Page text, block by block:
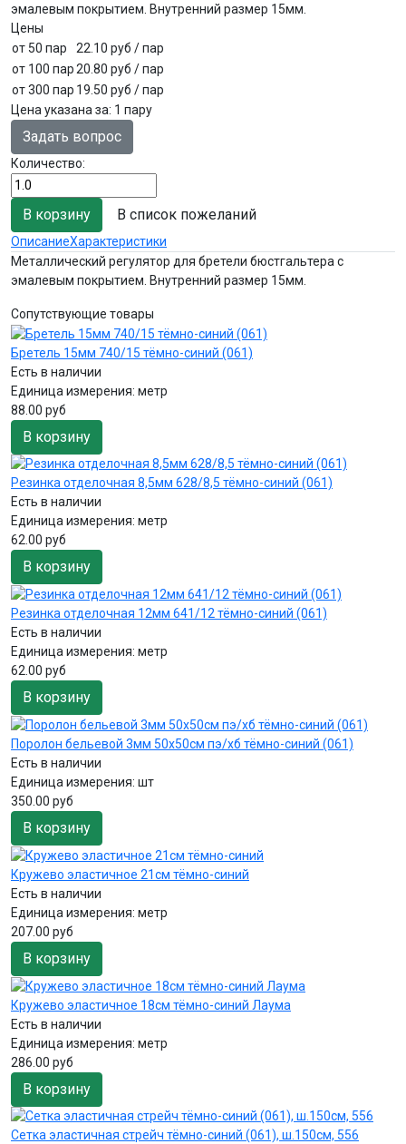
эмалевым покрытием. Внутренний размер 15мм.
Цены
от 50 пар
22.10 руб / пар
от 100 пар20.80 руб / пар
от 300 пар 19.50 руб / пар
Цена указана за: 1 пару
Задать вопрос
Количество:
В список пожеланий
ОписаниеХарактеристики
Металлический регулятор для бретели бюстгальтера с
эмалевым покрытием. Внутренний размер 15мм.
Сопутствующие товары
Бретель 15мм 740/15 тёмно-синий (061)
Есть в наличии
Единица измерения: метр
88.00 руб
В корзину
Резинка отделочная 8,5мм 628/8,5 тёмно-синий (061)
Есть в наличии
Единица измерения: метр
62.00 руб
В корзину
Резинка отделочная 12мм 641/12 тёмно-синий (061)
Есть в наличии
Единица измерения: метр
62.00 руб
В корзину
Поролон бельевой 3мм 50х50см пэ/хб тёмно-синий (061)
Есть в наличии
Единица измерения: шт
350.00 руб
В корзину
Кружево эластичное 21см тёмно-синий
Есть в наличии
Единица измерения: метр
207.00 руб
В корзину
Кружево эластичное 18см тёмно-синий Лаума
Есть в наличии
Единица измерения: метр
286.00 руб
В корзину
Сетка эластичная стрейч тёмно-синий (061), ш.150см, 556